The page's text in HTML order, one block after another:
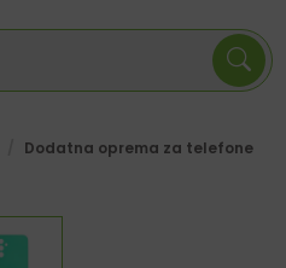
Dodatna oprema za telefone